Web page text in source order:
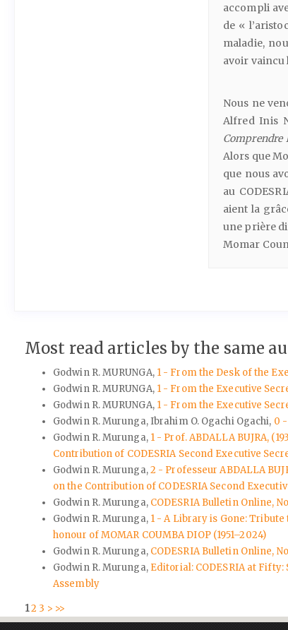
accompli
de «
maladie,
avoir vaincu
Nous ne
Alfred Inis
Comprendre
Alors que
que nous
au
aient la
une prière
Momar
Most read articles by the same
Godwin R. MURUNGA, 1 - From the Desk of the
Godwin R. MURUNGA, 1 - From the Executive
Godwin R. MURUNGA, 1 - From the Executive
Godwin R. Murunga, Ibrahim O. Ogachi Ogachi, 0
Godwin R. Murunga, 1 - Prof. ABDALLA BUJRA,
Contribution of CODESRIA Second Executive
Godwin R. Murunga,2 - Professeur ABDALLA
on the Contribution of CODESRIA Second
Godwin R. Murunga, CODESRIA Bulletin Online,
Godwin R. Murunga, 1 - A Library is Gone: Tribute
honour of MOMAR COUMBA DIOP (1951–2024)
Godwin R. Murunga, CODESRIA Bulletin Online,
Godwin R. Murunga, Editorial: CODESRIA at
Assembly
12 3 > >>